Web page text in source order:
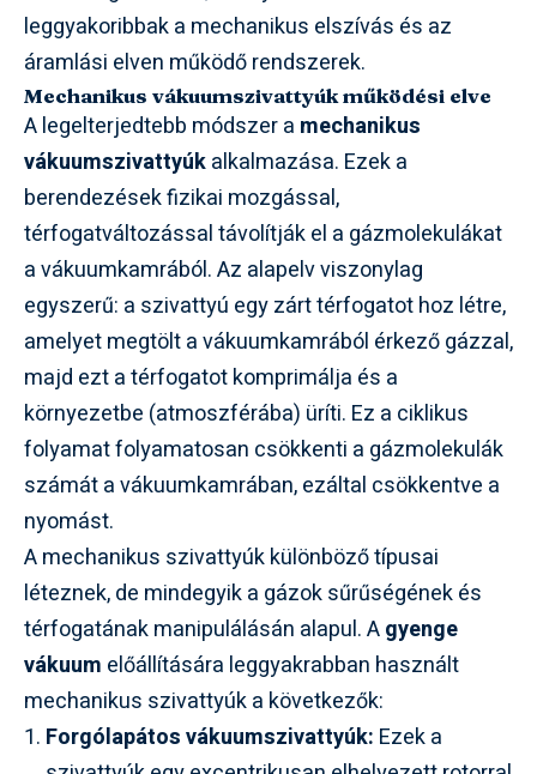
leggyakoribbak a mechanikus elszívás és az
áramlási elven működő rendszerek.
Mechanikus vákuumszivattyúk működési elve
A legelterjedtebb módszer a mechanikus
vákuumszivattyúkalkalmazása. Ezek a
berendezések fizikai mozgással,
térfogatváltozással távolítják el a gázmolekulákat
a vákuumkamrából. Az alapelv viszonylag
egyszerű: a szivattyú egy zárt térfogatot hoz létre,
amelyet megtölt a vákuumkamrából érkező gázzal,
majd ezt a térfogatot komprimálja és a
környezetbe (atmoszférába) üríti. Ez a ciklikus
folyamat folyamatosan csökkenti a gázmolekulák
számát a vákuumkamrában, ezáltal csökkentve a
nyomást.
A mechanikus szivattyúk különböző típusai
léteznek, de mindegyik a gázok sűrűségének és
térfogatának manipulálásán alapul. Agyenge
vákuum előállítására leggyakrabban használt
mechanikus szivattyúk a következők:
Forgólapátos vákuumszivattyúk: Ezek a